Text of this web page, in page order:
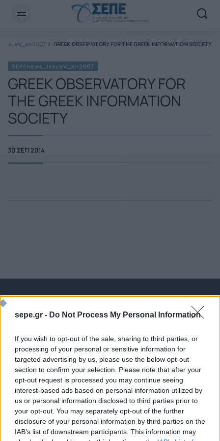
sepe.gr - Do Not Process My Personal Information
If you wish to opt-out of the sale, sharing to third parties, or
processing of your personal or sensitive information for
targeted advertising by us, please use the below opt-out
section to confirm your selection. Please note that after your
opt-out request is processed you may continue seeing
interest-based ads based on personal information utilized by
us or personal information disclosed to third parties prior to
your opt-out. You may separately opt-out of the further
disclosure of your personal information by third parties on the
IAB’s list of downstream participants. This information may
GREEK OBSERVATORY FOR THE GREEK INFORMATION SOCIETY
SEPEnews_IssueV_en2007
GREEK OBSERVATORY FOR
THE GREEK INFORMATION
SOCIETY
30 ΣΕΠ 2014
Ποιος είναι ο ΣΕΠΕ
Κώδικας Δεοντολογίας
Κανονισμός Διαιτησίας
Ιστορικό
Διοικητικό Συμβούλιο/
Αιρετά Όργανα
Διοικητικό Προσωπικό &
Συνεργάτες
Επιχειρήσεις - Μέλη
Εγγραφή Νέου Μέλους
Προνόμια Μελών
Επιτροπές & Ομάδες
Εργασίας
Τεχνολογικά Νέα
Newsletter Email*